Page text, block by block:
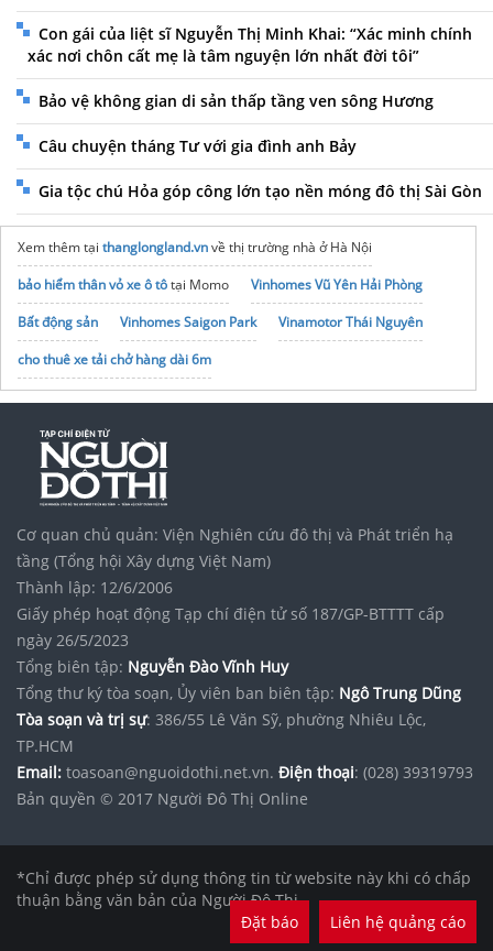
Con gái của liệt sĩ Nguyễn Thị Minh Khai: “Xác minh chính
xác nơi chôn cất mẹ là tâm nguyện lớn nhất đời tôi”
Bảo vệ không gian di sản thấp tầng ven sông Hương
Câu chuyện tháng Tư với gia đình anh Bảy
Gia tộc chú Hỏa góp công lớn tạo nền móng đô thị Sài Gòn
Xem thêm tại thanglongland.vnvề thị trường nhà ở Hà Nội
bảo hiểm thân vỏ xe ô tôtại Momo
Vinhomes Vũ Yên Hải Phòng
Bất động sản
Vinhomes Saigon Park
Vinamotor Thái Nguyên
cho thuê xe tải chở hàng dài 6m
noxh K Home Avenue Nhơn Trạch
Tập đoàn Bcons Group
Bạc đạn NTN chính hãng
Cơ quan chủ quản: Viện Nghiên cứu đô thị và Phát triển hạ
tầng (Tổng hội Xây dựng Việt Nam)
Thành lập: 12/6/2006
Giấy phép hoạt động Tạp chí điện tử số 187/GP-BTTTT cấp
ngày 26/5/2023
Tổng biên tập: Nguyễn Đào Vĩnh Huy
Tổng thư ký tòa soạn, Ủy viên ban biên tập: Ngô Trung Dũng
Tòa soạn và trị sự: 386/55 Lê Văn Sỹ, phường Nhiêu Lộc,
TP.HCM
Email: toasoan@nguoidothi.net.vn. Điện thoại: (028) 39319793
Bản quyền © 2017 Người Đô Thị Online
*Chỉ được phép sử dụng thông tin từ website này khi có chấp
thuận bằng văn bản của Người Đô Thị.
Đặt báo
Liên hệ quảng cáo